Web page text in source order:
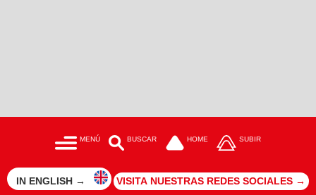
MENÚ BUSCAR HOME SUBIR
IN ENGLISH → VISITA NUESTRAS REDES SOCIALES →